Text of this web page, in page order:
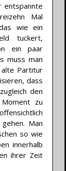
entspannte
Mal
wie ein
tuckert,
ein paar
muss man
alte Partitur
dass
den
zu
Man
so wie
innerhalb
ihrer Zeit